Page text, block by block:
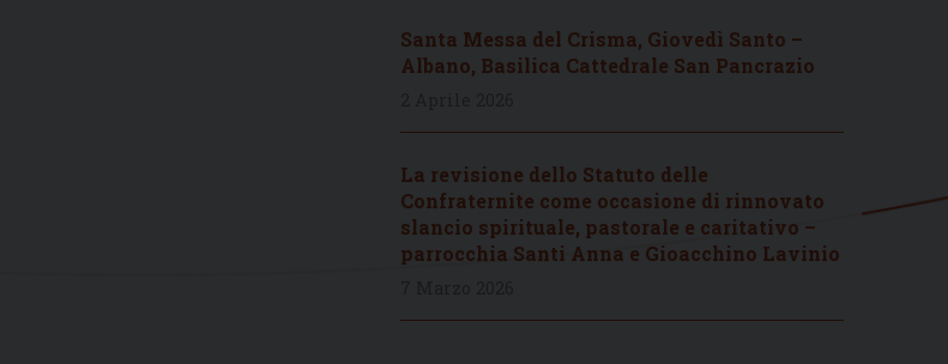
Santa Messa del Crisma, Giovedì Santo –
Albano, Basilica Cattedrale San Pancrazio
La revisione dello Statuto delle
Confraternite come occasione di rinnovato
slancio spirituale, pastorale e caritativo –
parrocchia Santi Anna e Gioacchino Lavinio